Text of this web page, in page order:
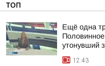
ТОП
Ещё одна
утонувший
12:43